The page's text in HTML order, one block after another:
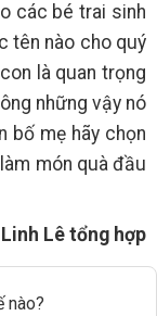
các bé trai sinh
tên nào cho quý
là quan trọng
những vậy nó
bố mẹ hãy chọn
món quà đầu
Linh Lê tổng hợp
nào?